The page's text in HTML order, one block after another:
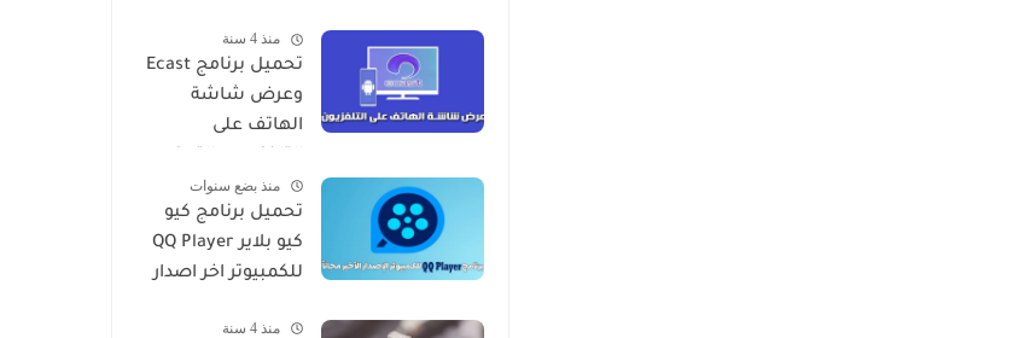
منذ 4 سنة
تحميل برنامج Ecast
وعرض شاشة
الهاتف على
بالرسيفر
منذ بضع سنوات
تحميل برنامج كيو
كيو بلاير QQ Player
للكمبيوتر اخر اصدار
منذ 4 سنة